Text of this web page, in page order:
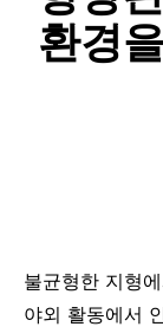
환경
불균형한 지형
야외 활동에서